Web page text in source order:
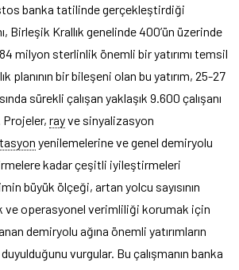
banka tatilinde gerçekleştirdiği
Birleşik Krallık genelinde 400’ün üzerinde
milyon sterlinlik önemli bir yatırımı temsil
planının bir bileşeni olan bu yatırım, 25-27
sürekli çalışan yaklaşık 9.600 çalışanı
rayve sinyalizasyon
yenilemelerine ve genel demiryolu
kadar çeşitli iyileştirmeleri
büyük ölçeği, artan yolcu sayısının
ve operasyonel verimliliği korumak için
demiryolu ağına önemli yatırımların
vurgular. Bu çalışmanın banka